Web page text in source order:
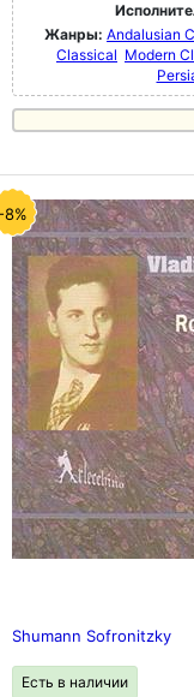
Жанры: Andalusian
Classical Modern
8%
Shumann Sofronitzky
Есть в наличии